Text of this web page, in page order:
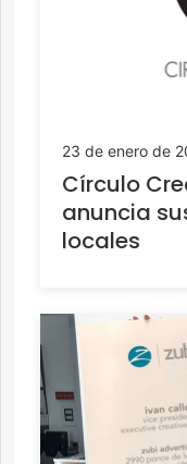
23 de enero de
Círculo
anuncia
locales